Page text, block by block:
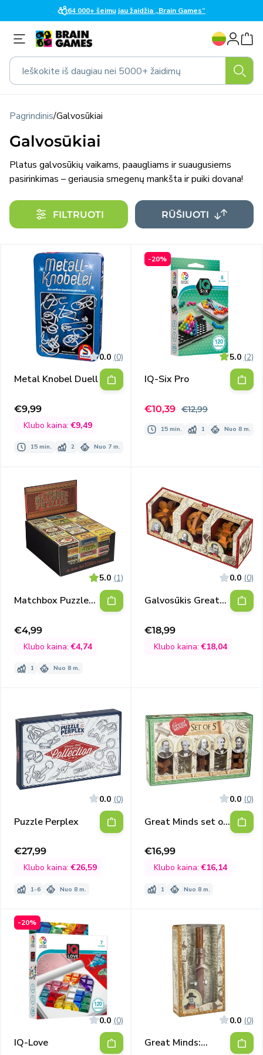
turinį
64 000+ šeimų jau žaidžia „Brain Games“
Ieškokite iš daugiau nei 5000+ žaidimų
K
a
b
Prisijungti
Pagrindinis/Galvosūkiai
Galvosūkiai
Platus galvosūkių vaikams, paaugliams ir suaugusiems
pasirinkimas – geriausia smegenų mankšta ir puiki dovana!
FILTRUOTI RŪŠIUOTI
0.0 (0)
Metal Knobel Duell
Išpardavimo
kaina
€9,99
Klubo kaina:€9,49
15 min. 2 Nuo 7 m.
-20%
5.0 (2)
IQ-Six Pro
Išpardavimo
kaina
€10,39 Įprasta
kaina
€12,99
15 min. 1 Nuo 8 m.
5.0 (1)
Matchbox Puzzle
Išpardavimo
kaina
€4,99
Klubo kaina:€4,74
1 Nuo 8 m.
0.0 (0)
Galvosūkis Great
Kepler)
Išpardavimo
kaina
€18,99
Klubo kaina:€18,04
0.0 (0)
Puzzle Perplex
Išpardavimo
kaina
€27,99
Klubo kaina:€26,59
1-6 Nuo 8 m.
0.0 (0)
Great Minds set of
Išpardavimo
kaina
€16,99
Klubo kaina:€16,14
1 Nuo 8 m.
-20%
0.0 (0)
IQ-Love
0.0 (0)
Great Minds: